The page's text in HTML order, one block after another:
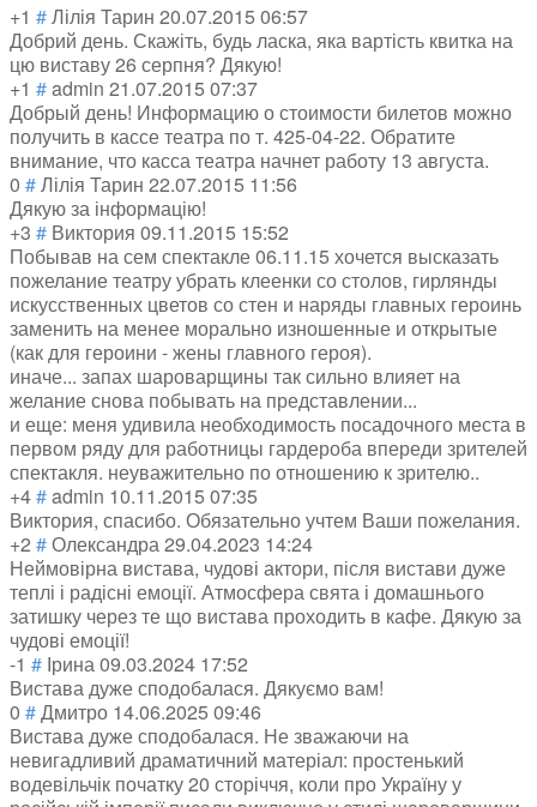
+1 #Лілія Тарин 20.07.2015 06:57
Добрий день. Скажіть, будь ласка, яка вартість квитка на
цю виставу 26 серпня? Дякую!
+1 #admin 21.07.2015 07:37
Добрый день! Информацию о стоимости билетов можно
получить в кассе театра по т. 425-04-22. Обратите
внимание, что касса театра начнет работу 13 августа.
0 #Лілія Тарин 22.07.2015 11:56
Дякую за інформацію!
+3 # Виктория 09.11.2015 15:52
Побывав на сем спектакле 06.11.15 хочется высказать
пожелание театру убрать клеенки со столов, гирлянды
искусственных цветов со стен и наряды главных героинь
заменить на менее морально изношенные и открытые
(как для героини - жены главного героя).
иначе... запах шароварщины так сильно влияет на
желание снова побывать на представлении...
и еще: меня удивила необходимость посадочного места в
первом ряду для работницы гардероба впереди зрителей
спектакля. неуважительно по отношению к зрителю..
+4#admin 10.11.2015 07:35
Виктория, спасибо. Обязательно учтем Ваши пожелания.
+2 #Олександра 29.04.2023 14:24
Неймовірна вистава, чудові актори, після вистави дуже
теплі і радісні емоції. Атмосфера свята і домашнього
затишку через те що вистава проходить в кафе. Дякую за
чудові емоції!
-1 # Ірина 09.03.2024 17:52
Вистава дуже сподобалася. Дякуємо вам!
0 #Дмитро 14.06.2025 09:46
Вистава дуже сподобалася. Не зважаючи на
невигадливий драматичний матеріал: простенький
водевільчік початку 20 сторіччя, коли про Україну у